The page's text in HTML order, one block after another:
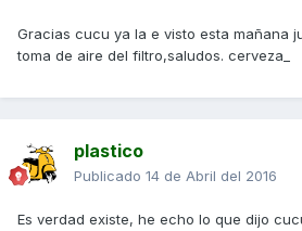
Gracias cucu ya la e visto esta mañana
toma de aire del filtro,saludos. cerveza_
plastico
Publicado 14 de Abril del 2016
Es verdad existe, he echo lo que dijo